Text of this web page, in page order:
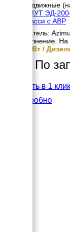
Передвижные
АЗИМУТ ЭД-
на шасси с АВР
Двигатель:
Исполнение:
200 кВт /
По
Купить в 1 клик
Подробно